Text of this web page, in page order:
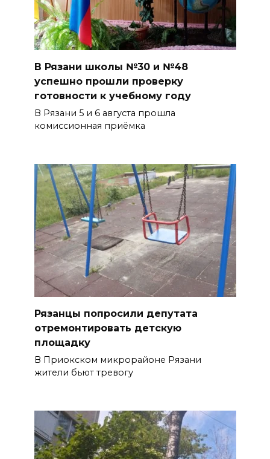
В Рязани школы №30 и №48
успешно прошли проверку
готовности к учебному году
В Рязани 5 и 6 августа прошла
комиссионная приёмка
Рязанцы попросили депутата
отремонтировать детскую
площадку
В Приокском микрорайоне Рязани
жители бьют тревогу